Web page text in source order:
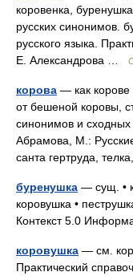
коровенка,
русских синонимов.
русского языка.
Е. Александрова …
корова — как корове
от бешеной коровы,
синонимов и
Абрамова, М.:
санта гертруда,
буренушка — сущ. •
коровушка •
Контекст 5.0
коровушка — см.
Практический